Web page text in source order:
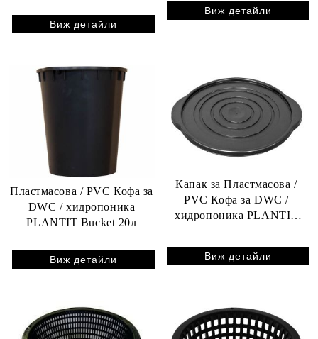
Виж детайли
Виж детайли
Пластмасова / PVC Кофа за
DWC / хидропоника
PLANTIT Bucket 20л
Виж детайли
Капак за Пластмасова /
PVC Кофа за DWC /
хидропоника PLANTIT
Виж детайли